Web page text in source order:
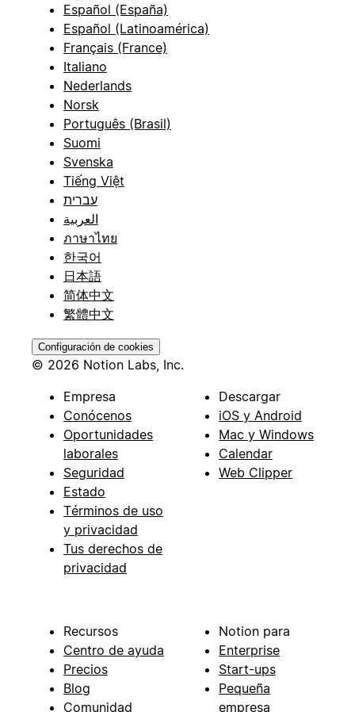
Español (España)
Español (Latinoamérica)
Français (France)
Italiano
Nederlands
Norsk
Português (Brasil)
Suomi
Svenska
Tiếng Việt
עברית
العربية
ภาษาไทย
한국어
日本語
简体中文
繁體中文
Configuración de cookies
© 2026 Notion Labs, Inc.
Empresa
Conócenos
Oportunidades
laborales
Seguridad
Estado
Términos de uso
y privacidad
Tus derechos de
privacidad
Descargar
iOS y Android
Mac y Windows
Calendar
Web Clipper
Recursos
Centro de ayuda
Precios
Blog
Comunidad
Notion para
Enterprise
Start-ups
Pequeña
empresa